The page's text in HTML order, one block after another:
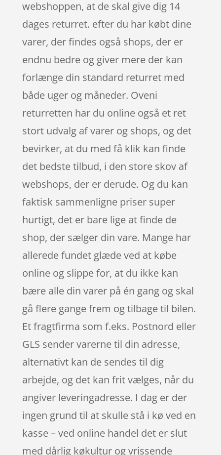
webshoppen, at de skal give dig 14
dages returret. efter du har købt dine
varer, der findes også shops, der er
endnu bedre og giver mere der kan
forlænge din standard returret med
både uger og måneder. Oveni
returretten har du online også et ret
stort udvalg af varer og shops, og det
bevirker, at du med få klik kan finde
det bedste tilbud, i den store skov af
webshops, der er derude. Og du kan
faktisk sammenligne priser super
hurtigt, det er bare lige at finde de
shop, der sælger din vare. Mange har
allerede fundet glæde ved at købe
online og slippe for, at du ikke kan
bære alle din varer på én gang og skal
gå flere gange frem og tilbage til bilen.
Et fragtfirma som f.eks. Postnord eller
GLS sender varerne til din adresse,
alternativt kan de sendes til dig
arbejde, og det kan frit vælges, når du
angiver leveringadresse. I dag er der
ingen grund til at skulle stå i kø ved en
kasse – ved online handel det er slut
med dårlig køkultur og vrissende